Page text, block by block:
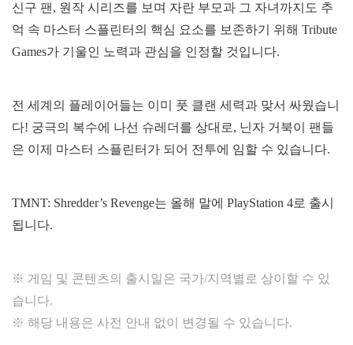
신구 팬, 원작 시리즈를 보며 자란 부모과 그 자녀까지도 추
억 속 마스터 스플린터의 핵심 요소를 보존하기 위해 Tribute
Games가 기울인 노력과 관심을 인정할 것입니다.
전 세계의 플레이어들는 이미 풋 클랜 세력과 맞서 싸웠습니
다! 궁극의 복수에 나선 슈레더를 상대로, 닌자 거북이 팬들
은 이제 마스터 스플린터가 되어 전투에 임할 수 있습니다.
TMNT: Shredder’s Revenge는 올해 말에 PlayStation 4로 출시
됩니다.
※ 게임 및 콘텐츠의 출시일은 국가/지역별로 상이할 수 있
습니다.
※ 해당 내용은 사전 안내 없이 변경될 수 있습니다.